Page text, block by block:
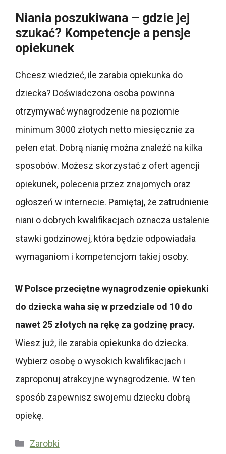
Niania poszukiwana – gdzie jej
szukać? Kompetencje a pensje
opiekunek
Chcesz wiedzieć, ile zarabia opiekunka do
dziecka? Doświadczona osoba powinna
otrzymywać wynagrodzenie na poziomie
minimum 3000 złotych netto miesięcznie za
pełen etat. Dobrą nianię można znaleźć na kilka
sposobów. Możesz skorzystać z ofert agencji
opiekunek, polecenia przez znajomych oraz
ogłoszeń w internecie. Pamiętaj, że zatrudnienie
niani o dobrych kwalifikacjach oznacza ustalenie
stawki godzinowej, która będzie odpowiadała
wymaganiom i kompetencjom takiej osoby.
W Polsce przeciętne wynagrodzenie opiekunki
do dziecka waha się w przedziale od 10 do
nawet 25 złotych na rękę za godzinę pracy.
Wiesz już, ile zarabia opiekunka do dziecka.
Wybierz osobę o wysokich kwalifikacjach i
zaproponuj atrakcyjne wynagrodzenie. W ten
sposób zapewnisz swojemu dziecku dobrą
opiekę.
Kategorie
Zarobki